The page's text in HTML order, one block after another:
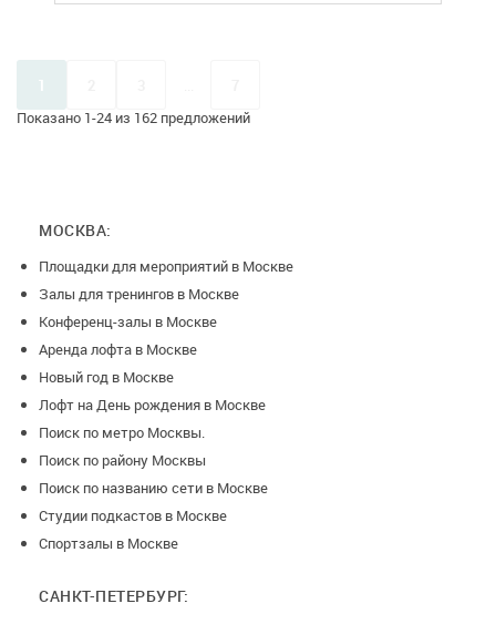
Показано 1-24 из 162 предложений
1
МОСКВА:
Площадки для мероприятий в Москве
Залы для тренингов в Москве
Конференц-залы в Москве
Аренда лофта в Москве
Новый год в Москве
Лофт на День рождения в Москве
Поиск по метро Москвы.
Поиск по району Москвы
Поиск по названию сети в Москве
Студии подкастов в Москве
Спортзалы в Москве
САНКТ-ПЕТЕРБУРГ: